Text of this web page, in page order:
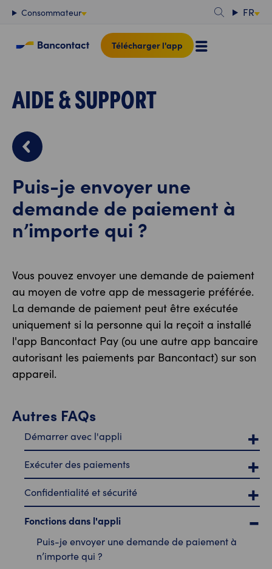
Contenu
Consommateur FR
Télécharger l'app
AIDE & SUPPORT
Puis-je envoyer une
demande de paiement à
n’importe qui ?
Vous pouvez envoyer une demande de paiement
au moyen de votre app de messagerie préférée.
La demande de paiement peut être exécutée
uniquement si la personne qui la reçoit a installé
l'app Bancontact Pay (ou une autre app bancaire
autorisant les paiements par Bancontact) sur son
appareil.
Autres FAQs
Démarrer avec l'appli
Exécuter des paiements
Confidentialité et sécurité
Fonctions dans l'appli
Puis-je envoyer une demande de paiement à
n’importe qui ?